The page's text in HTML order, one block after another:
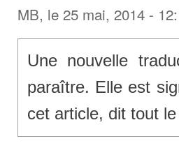
MB, le 25 mai, 2014 -
Une nouvelle
paraître. Elle est
cet article, dit tout